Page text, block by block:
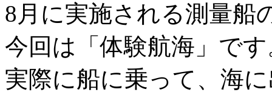
8月に実施される測量船
今回は「体験航海」で
実際に船に乗って、海